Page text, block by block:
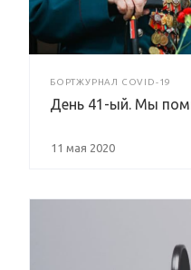
БОРТЖУРНАЛ COVID-19
День 41-ый. Мы
11 мая 2020